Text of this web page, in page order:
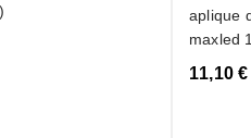
aplique
maxled
11,10 €